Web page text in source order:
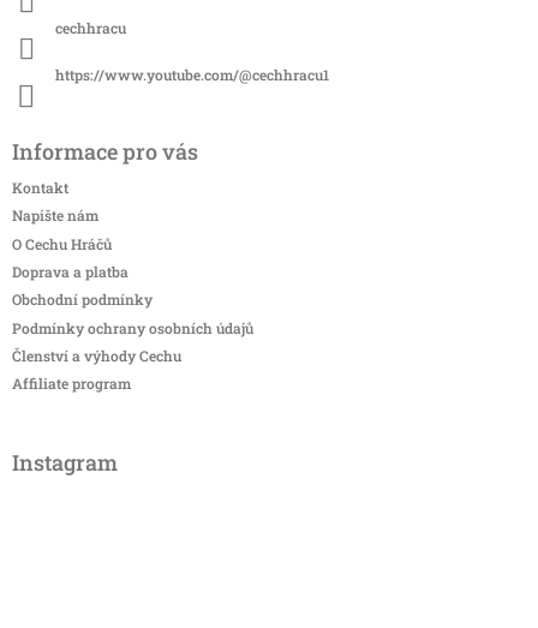
cechhracu
https://www.youtube.com/@cechhracu1
Informace pro vás
Kontakt
Napište nám
O Cechu Hráčů
Doprava a platba
Obchodní podmínky
Podmínky ochrany osobních údajů
Členství a výhody Cechu
Affiliate program
Instagram